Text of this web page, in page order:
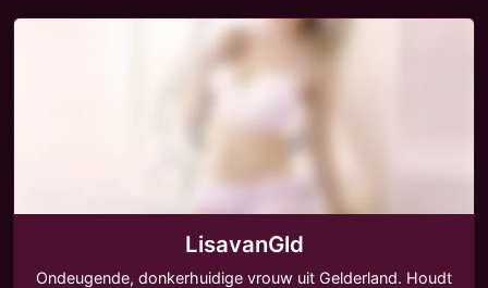
LisavanGld
Ondeugende, donkerhuidige vrouw uit Gelderland. Houdt